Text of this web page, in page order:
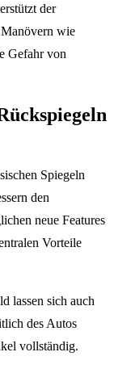
der
wie
Gefahr von
Spiegeln
den
neue Features
Vorteile
lassen sich auch
des Autos
vollständig.